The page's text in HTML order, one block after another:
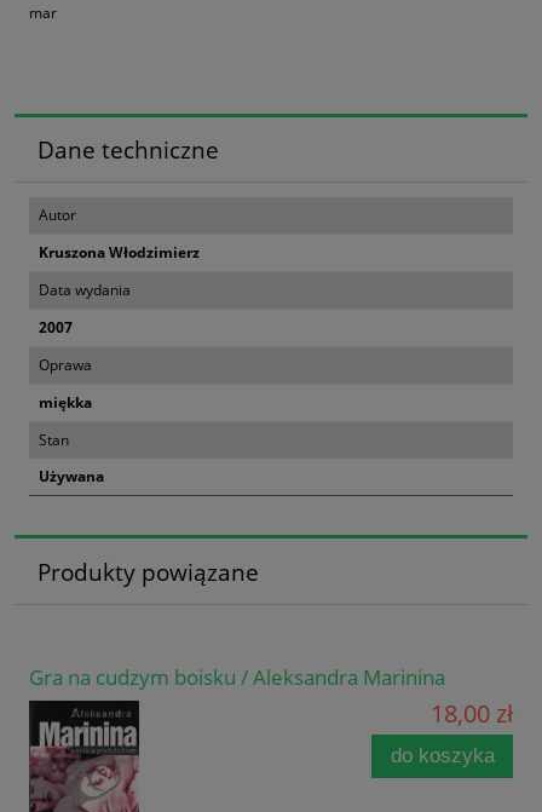
mar
Dane techniczne
Autor
Kruszona Włodzimierz
Data wydania
2007
Oprawa
miękka
Stan
Używana
Produkty powiązane
Gra na cudzym boisku / Aleksandra Marinina
18,00 zł
do koszyka